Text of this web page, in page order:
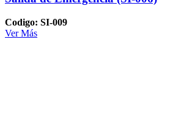
Codigo: SI-009
Ver Más